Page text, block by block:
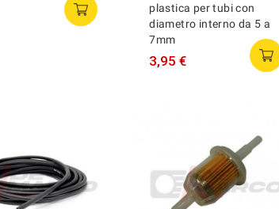
plastica per tubi con
diametro interno da 5 a
7mm
3,95 €